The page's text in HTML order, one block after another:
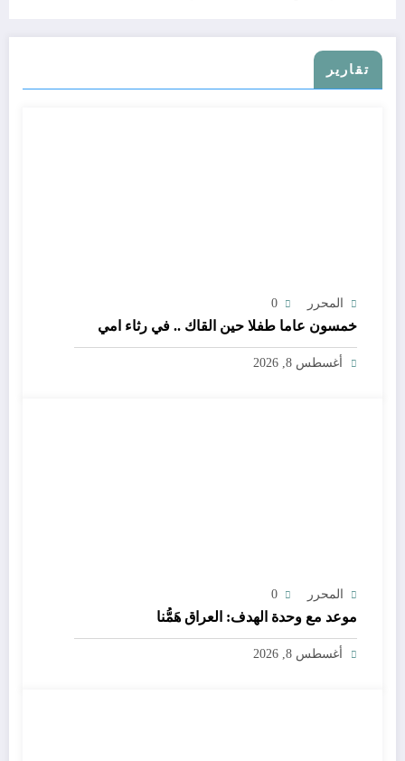
تقارير
المحرر 0
خمسون عاما طفلا حين القاك .. في رثاء امي
أغسطس 8, 2026
المحرر 0
موعد مع وحدة الهدف: العراق هَمُّنا
أغسطس 8, 2026